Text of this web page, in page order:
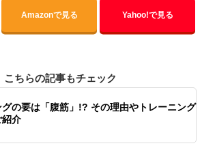
Amazonで見る Yahoo!で見る
ちらの記事もチェック
グの要は「腹筋」!? その理由やトレーニング
紹介